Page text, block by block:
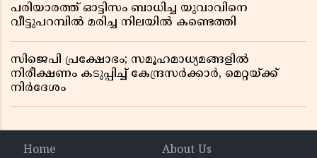
പരിയാരത്ത് ഓട്ടിസം ബാധിച്ച യുവാവിനെ
വീട്ടുപറമ്പിൽ മരിച്ച നിലയിൽ കണ്ടെത്തി
സിജെപി പ്രക്ഷോഭം; സമൂഹമാധ്യമങ്ങളിൽ
നിരീക്ഷണം കടുപ്പിച്ച് കേന്ദ്രസർക്കാർ, മെറ്റയ്ക്ക്
നിർദേശം
Home
About Us